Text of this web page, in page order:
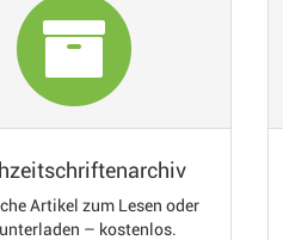
Artikel zum Lesen oder
– kostenlos.